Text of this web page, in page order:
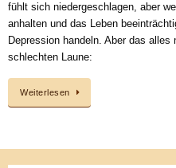
fühlt sich niedergeschlagen, aber
anhalten und das Leben
Depression handeln. Aber das
schlechten Laune:
Weiterlesen